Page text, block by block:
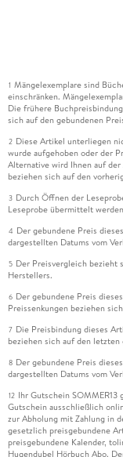
1 Mängelexemplare sind
einschränken.
Die frühere
sich auf den gebundenen
2 Diese Artikel unterliegen
wurde aufgehoben oder der
Alternative wird Ihnen auf
beziehen sich auf den
3 Durch Öffnen der
Leseprobe übermittelt
4 Der gebundene Preis
dargestellten Datums vom
5 Der Preisvergleich bezieht
Herstellers.
6 Der gebundene Preis
Preissenkungen beziehen
7 Die Preisbindung dieses
beziehen sich auf den letzten
8 Der gebundene Preis
dargestellten Datums vom
12 Ihr Gutschein
Gutschein ausschließlich
zur Abholung mit Zahlung in
gesetzlich preisgebundene
preisgebundene Kalender,
Hugendubel Hörbuch Abo.